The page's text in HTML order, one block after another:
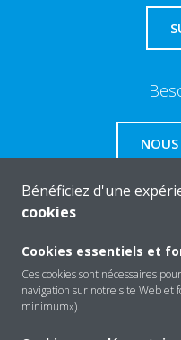
About Daikin
Solutions
Bénéficiez d'une
cookies
Cookies essentiels et
Ces cookies sont nécessaires
navigation sur notre site Web et
minimum»).